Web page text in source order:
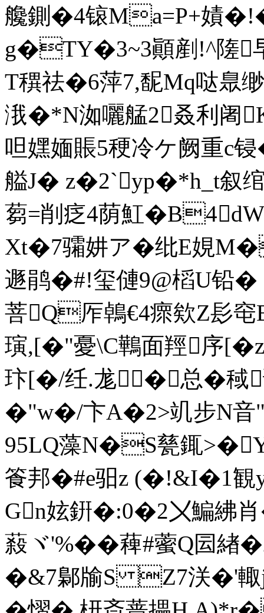
艬鍘�4锿Ma=P+嫧
g�TY�3~3顚剷!^隓
T穓祛�6萍7,馜Mq哒臮
涐� *N洳囇艋 2叒利
呾嫼媔賬5稉冷ケ 阙重c
艗 J� z�2`yp�*h_t叙
蒭=削疺4荫魟
Xt�7骦妌ア�纰E娊
遯鹃�#!玺僆9@槄U铅
菩Q厏鵫€4瘝欸Z髟
璌,[�"憂\C鷨面羥 序
玣[�/纴.尨�总�稢
�"w�/卞A�2>竌步N音
95LQ藻N�S甆銸>�
篒邦�#e驲z (�!&I�1観y Z
Gn妶銒�:0�2〤鯿紼
蔱ヾ'%��薭#藌Q囩
�&7鄡 牏S Z7浂�'輙j